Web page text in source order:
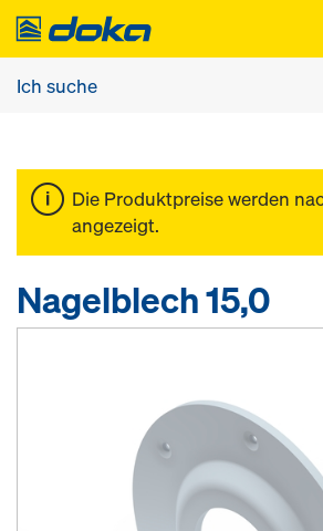
Die Produktpreise werden
angezeigt.
Nagelblech 15,0